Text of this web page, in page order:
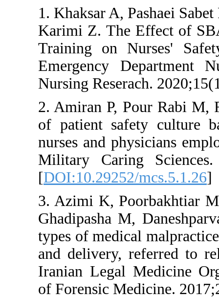
1. Khaksar A,
Karimi Z. The
Training on
Emergency
Nursing
2. Amiran P,
of patient
nurses and
Military Caring
[DOI:10.29252/
3. Azimi K,
Ghadipasha M,
types of
and delivery,
Iranian Legal
of Forensic